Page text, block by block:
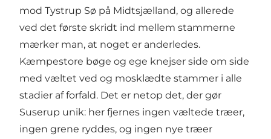
mod Tystrup Sø på Midtsjælland, og allerede
ved det første skridt ind mellem stammerne
mærker man, at noget er anderledes.
Kæmpestore bøge og ege knejser side om side
med væltet ved og mosklædte stammer i alle
stadier af forfald. Det er netop det, der gør
Suserup unik: her fjernes ingen væltede træer,
ingen grene ryddes, og ingen nye træer